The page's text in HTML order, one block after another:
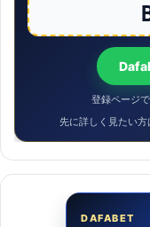
登録ページ
先に詳しく見たい方
DAFABET